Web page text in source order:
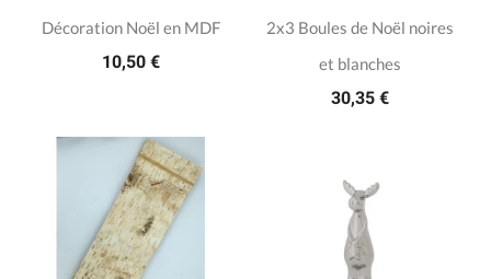
Décoration Noël en MDF
10,50 €
2x3 Boules de Noël noires
et blanches
30,35 €